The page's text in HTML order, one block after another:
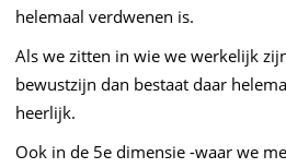
helemaal verdwenen is.
Als we zitten in wie we werkelijk
bewustzijn dan bestaat daar
heerlijk.
Ook in de 5e dimensie -waar we